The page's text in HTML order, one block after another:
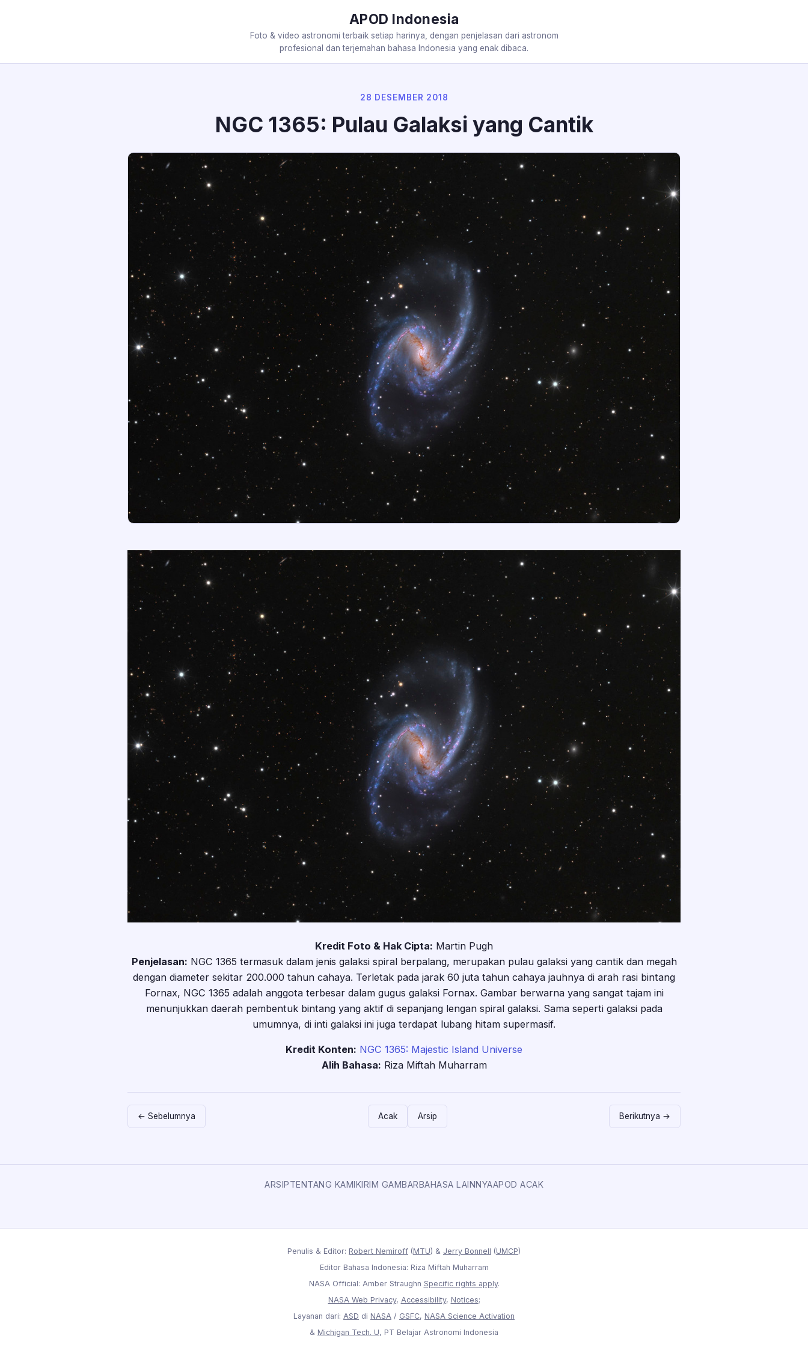
APOD Indonesia
Foto & video astronomi terbaik setiap harinya, dengan penjelasan dari astronom
profesional dan terjemahan bahasa Indonesia yang enak dibaca.
28 DESEMBER 2018
NGC 1365: Pulau Galaksi yang Cantik
Kredit Foto & Hak Cipta: Martin Pugh
Penjelasan: NGC 1365 termasuk dalam jenis galaksi spiral berpalang, merupakan pulau galaksi yang cantik dan megah
dengan diameter sekitar 200.000 tahun cahaya. Terletak pada jarak 60 juta tahun cahaya jauhnya di arah rasi bintang
Fornax, NGC 1365 adalah anggota terbesar dalam gugus galaksi Fornax. Gambar berwarna yang sangat tajam ini
menunjukkan daerah pembentuk bintang yang aktif di sepanjang lengan spiral galaksi. Sama seperti galaksi pada
umumnya, di inti galaksi ini juga terdapat lubang hitam supermasif.
Kredit Konten: NGC 1365: Majestic Island Universe
Alih Bahasa: Riza Miftah Muharram
← Sebelumnya Acak Arsip Berikutnya →
ARSIPTENTANG KAMIKIRIM GAMBARBAHASA LAINNYAAPOD ACAK
Penulis & Editor: Robert Nemiroff (MTU) & Jerry Bonnell (UMCP)
Editor Bahasa Indonesia: Riza Miftah Muharram
NASA Official: Amber Straughn Specific rights apply.
NASA Web Privacy, Accessibility, Notices;
Layanan dari: ASD di NASA / GSFC, NASA Science Activation
& Michigan Tech. U, PT Belajar Astronomi Indonesia